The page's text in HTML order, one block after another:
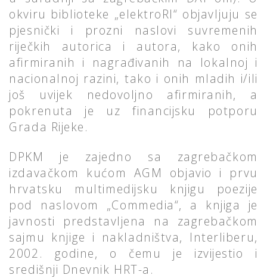
okviru biblioteke „elektroRI“ objavljuju se
pjesnički i prozni naslovi suvremenih
riječkih autorica i autora, kako onih
afirmiranih i nagrađivanih na lokalnoj i
nacionalnoj razini, tako i onih mladih i/ili
još uvijek nedovoljno afirmiranih, a
pokrenuta je uz financijsku potporu
Grada Rijeke.
DPKM je zajedno sa zagrebačkom
izdavačkom kućom AGM objavio i prvu
hrvatsku multimedijsku knjigu poezije
pod naslovom „Commedia“, a knjiga je
javnosti predstavljena na zagrebačkom
sajmu knjige i nakladništva, Interliberu,
2002. godine, o čemu je izvijestio i
središnji Dnevnik HRT-a.